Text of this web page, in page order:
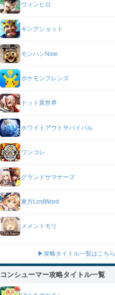
ウィンヒロ
キングショット
モンハンNow
ポケモンフレンズ
ドット異世界
ホワイトアウトサバイバル
ワンコレ
グランドサマナーズ
東方LostWord
メメントモリ
▶攻略タイトル一覧はこちら
コンシューマー攻略タイトル一覧